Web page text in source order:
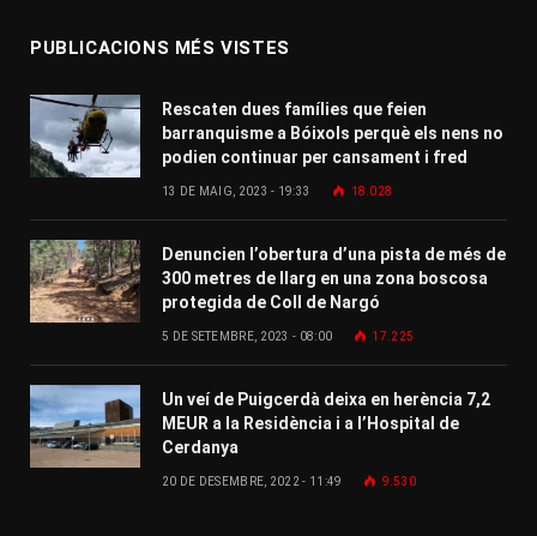
PUBLICACIONS MÉS VISTES
Rescaten dues famílies que feien
barranquisme a Bóixols perquè els nens no
podien continuar per cansament i fred
13 DE MAIG, 2023 - 19:33 18.028
Denuncien l’obertura d’una pista de més de
300 metres de llarg en una zona boscosa
protegida de Coll de Nargó
5 DE SETEMBRE, 2023 - 08:00 17.225
Un veí de Puigcerdà deixa en herència 7,2
MEUR a la Residència i a l’Hospital de
Cerdanya
20 DE DESEMBRE, 2022 - 11:49 9.530